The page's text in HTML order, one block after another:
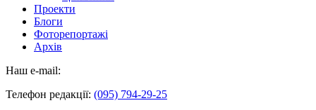
Проекти
Блоги
Фоторепортажі
Архів
Наш e-mail:
Телефон редакції: (095) 794-29-25